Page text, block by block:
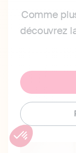
Comme
découvrez